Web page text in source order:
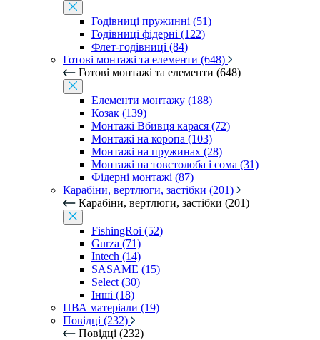
Годівниці пружинні (51)
Годівниці фідерні (122)
Флет-годівниці (84)
Готові монтажі та елементи (648)
Готові монтажі та елементи (648)
Елементи монтажу (188)
Козак (139)
Монтажі Вбивця карася (72)
Монтажі на коропа (103)
Монтажі на пружинах (28)
Монтажі на товстолоба і сома (31)
Фідерні монтажі (87)
Карабіни, вертлюги, застібки (201)
Карабіни, вертлюги, застібки (201)
FishingRoi (52)
Gurza (71)
Intech (14)
SASAME (15)
Select (30)
Інші (18)
ПВА матеріали (19)
Повідці (232)
Повідці (232)